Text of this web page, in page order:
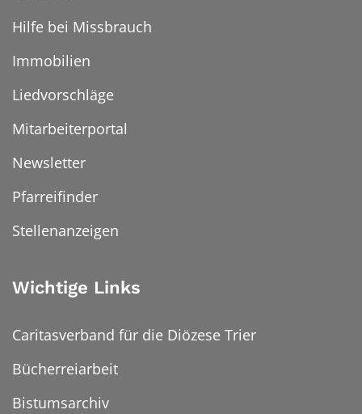
Hilfe bei Missbrauch
Immobilien
Liedvorschläge
Mitarbeiterportal
Newsletter
Pfarreifinder
Stellenanzeigen
Wichtige Links
Caritasverband für die Diözese Trier
Bücherreiarbeit
Bistumsarchiv